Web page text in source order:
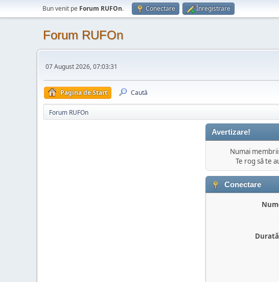
Bun venit pe Forum RUFOn. Conectare Înregistrare
Forum RUFOn
07 August 2026, 07:03:31
Pagina de Start Caută
Forum RUFOn
Avertizare!
Numai
Te rog să te
Conectare